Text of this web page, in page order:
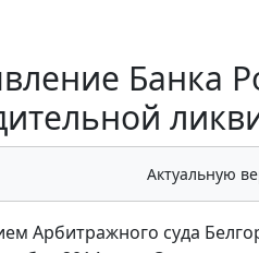
Банка
Актуальную
Арбитражного суда